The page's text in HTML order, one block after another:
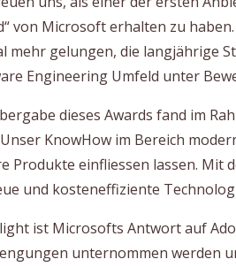
von Microsoft erhalten zu
mehr gelungen, die langjährige
Engineering Umfeld unter
dieses Awards fand im
KnowHow im Bereich
Produkte einfliessen lassen. Mit
und kosteneffiziente
ist Microsofts Antwort auf
unternommen werden